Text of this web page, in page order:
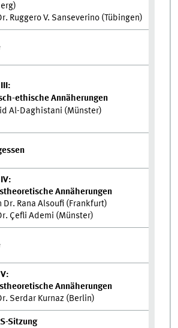
Ruggero V. Sanseverino (Tübingen)
ethische Annäherungen
Al-Daghistani (Münster)
Annäherungen
Dr. Rana Alsoufi (Frankfurt)
Çefli Ademi (Münster)
Annäherungen
Serdar Kurnaz (Berlin)
Sitzung